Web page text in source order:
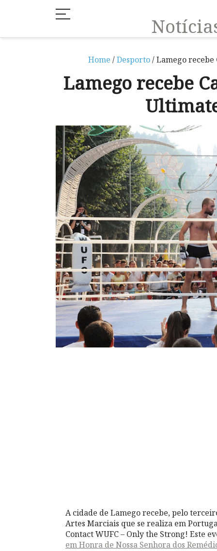
Home /Desporto/ Lamego recebe
Lamego recebe
A cidade de Lamego recebe, pelo
Artes Marciais que se realiza em
Contact WUFC – Only the Strong! Este
em Honra de Nossa Senhora dos